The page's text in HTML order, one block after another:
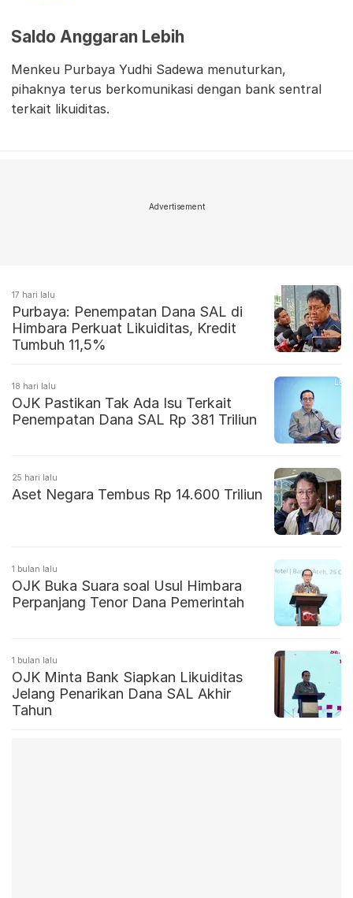
Saldo Anggaran Lebih
Menkeu Purbaya Yudhi Sadewa menuturkan,
pihaknya terus berkomunikasi dengan bank sentral
terkait likuiditas.
Advertisement
17 hari lalu
Purbaya: Penempatan Dana SAL di
Himbara Perkuat Likuiditas, Kredit
Tumbuh 11,5%
18 hari lalu
OJK Pastikan Tak Ada Isu Terkait
Penempatan Dana SAL Rp 381 Triliun
25 hari lalu
Aset Negara Tembus Rp 14.600 Triliun
1 bulan lalu
OJK Buka Suara soal Usul Himbara
Perpanjang Tenor Dana Pemerintah
1 bulan lalu
OJK Minta Bank Siapkan Likuiditas
Jelang Penarikan Dana SAL Akhir
Tahun